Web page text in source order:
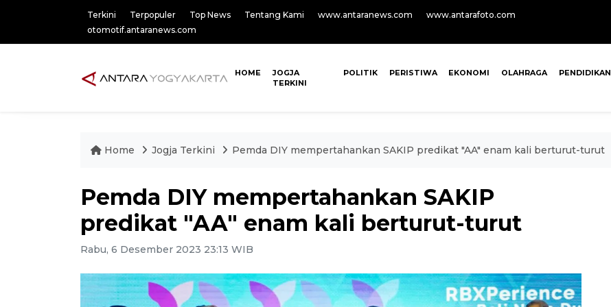
Terkini Terpopuler Top News Tentang Kami www.antaranews.com
www.antarafoto.com
otomotif.antaranews.com
HOME
JOGJA
TERKINI
POLITIK PERISTIWA EKONOMI OLAHRAGA PENDIDIKAN
Home Jogja Terkini Pemda DIY mempertahankan SAKIP predikat "AA" enam kali berturut-turut
Pemda DIY mempertahankan SAKIP
predikat "AA" enam kali berturut-turut
Rabu, 6 Desember 2023 23:13 WIB